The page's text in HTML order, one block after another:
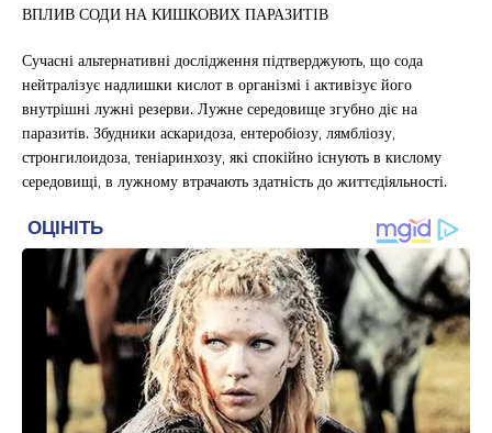
ВПЛИВ СОДИ НА КИШКОВИХ ПАРАЗИТІВ
Сучасні альтернативні дослідження підтверджують, що сода
нейтралізує надлишки кислот в організмі і активізує його
внутрішні лужні резерви. Лужне середовище згубно діє на
паразитів. Збудники аскаридоза, ентеробіозу, лямбліозу,
стронгилоидоза, теніаринхозу, які спокійно існують в кислому
середовищі, в лужному втрачають здатність до життєдіяльності.